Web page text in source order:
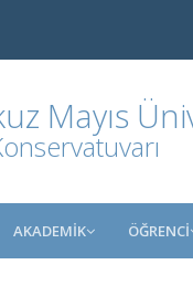
Mayıs
AKADEMİK ÖĞRENCİ